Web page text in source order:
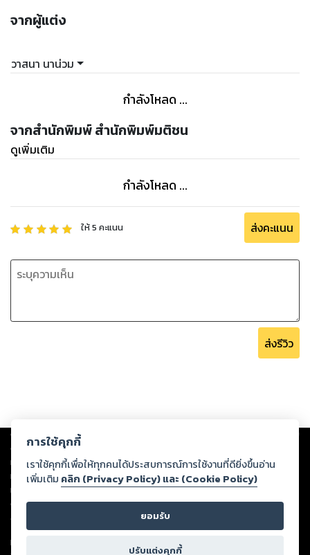
จากผู้แต่ง
วาสนา นาน่วม
กำลังโหลด ...
จากสำนักพิมพ์ สำนักพิมพ์มติชน
ดูเพิ่มเติม
กำลังโหลด ...
ให้5 คะแนน ส่งคะแนน
ส่งรีวิว
Copyright © 2026
ต่อผลงานหรือเนื้อหาใดที่อัปโหลดผ่านเว็บไซต์และปรากฏว่าละเมิดสิทธิใน
ทรัพย์สินทางปัญญาของบุคคลอื่นหรือขัดต่อกฎหมายและศีลธรรม ดังนั้น ผู้อ่าน
ทุกท่านโปรดใช้วิจารณญาณในการกลั่นกรองด้วยตนเอง และหากท่านพบว่าส่วน
หนึ่งส่วนใดขัดต่อกฎหมายและศีลธรรม กรุณาแจ้งมายังบริษัท เพื่อทีมงานจะได้
ดำเนินการในทันที ทั้งนี้ ทางสตอรี่ล็อกขอสงวนลิขสิทธิ์ตามพระราชบัญญัติ
ลิขสิทธิ์ พ.ศ. 2537 (ฉบับล่าสุด)
For support: member@ookbee.com
การใช้คุกกี้
เราใช้คุกกี้เพื่อให้ทุกคนได้ประสบการณ์การใช้งานที่ดียิ่งขึ้นอ่าน
เพิ่มเติม คลิก (Privacy Policy) และ (Cookie Policy)
ยอมรับ
ปรับแต่งคุกกี้